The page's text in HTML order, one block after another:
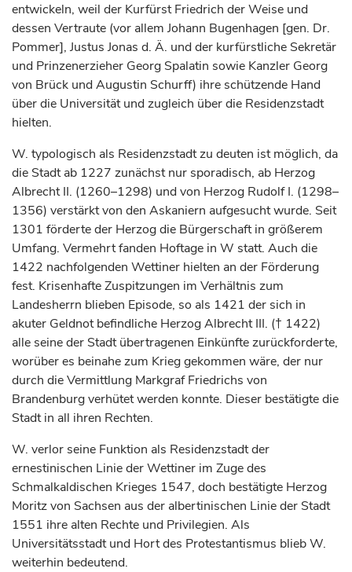
entwickeln, weil der KurfürstFriedrich der Weise und
dessen Vertraute (vor allem Johann Bugenhagen [gen. Dr.
Pommer], Justus Jonas d. Ä. und der kurfürstliche Sekretär
und Prinzenerzieher Georg Spalatin sowie Kanzler Georg
von Brück und Augustin Schurff) ihre schützende Hand
über die Universität und zugleich über die Residenzstadt
hielten.
W. typologisch als Residenzstadt zu deuten ist möglich, da
die Stadt ab 1227 zunächst nur sporadisch, ab Herzog
Albrecht II. (1260–1298) und von Herzog Rudolf I. (1298–
1356) verstärkt von den Askaniern aufgesucht wurde. Seit
1301 förderte der Herzogdie Bürgerschaft in größerem
Umfang. Vermehrt fanden Hoftage in W statt. Auch die
1422 nachfolgenden Wettiner hielten an der Förderung
fest. Krisenhafte Zuspitzungen im Verhältnis zum
Landesherrn blieben Episode, so als 1421 der sich in
akuter Geldnot befindliche HerzogAlbrecht III. († 1422)
alle seine der Stadt übertragenen Einkünfte zurückforderte,
worüber es beinahe zum Krieg gekommen wäre, der nur
durch die Vermittlung MarkgrafFriedrichs von
Brandenburg verhütet werden konnte. Dieser bestätigte die
Stadt in all ihren Rechten.
W. verlor seine Funktion als Residenzstadt der
ernestinischen Linie der Wettiner im Zuge des
Schmalkaldischen Krieges 1547, doch bestätigte Herzog
Moritz von Sachsen aus der albertinischen Linie der Stadt
1551 ihre alten Rechte und Privilegien. Als
Universitätsstadt und Hort des Protestantismus blieb W.
weiterhin bedeutend.